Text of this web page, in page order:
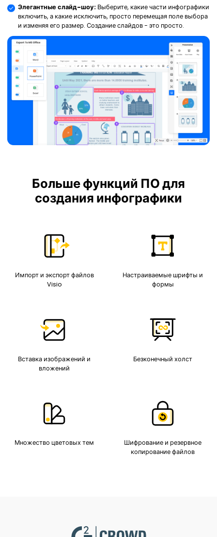
Элегантные слайд-шоу: Выберите, какие части инфографики
включить, а какие исключить, просто перемещая поле выбора
и изменяя его размер. Создание слайдов - это просто.
Больше функций ПО для
создания инфографики
Импорт и экспорт файлов
Visio
Настраиваемые шрифты и
формы
Вставка изображений и
вложений
Безконечный холст
Множество цветовых тем
Шифрование и резервное
копирование файлов